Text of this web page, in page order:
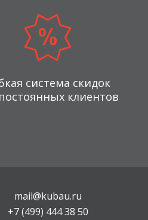
система скидок
клиентов
mail@kubau.ru
+7 (499) 444 38 50